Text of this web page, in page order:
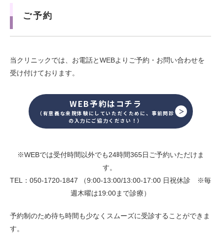
ご予約
当クリニックでは、お電話とWEBよりご予約・お問い合わせを
受け付けております。
WEB予約はコチラ
（有意義な来院体験にしていただくために、事前問診
の入力にご協力ください！）
※WEBでは受付時間以外でも24時間365日ご予約いただけま
す。
TEL：050-1720-1847 （9:00-13:00/13:00-17:00 日祝休診 ※毎
週木曜は19:00まで診療）
予約制のため待ち時間も少なくスムーズに受診することができま
す。